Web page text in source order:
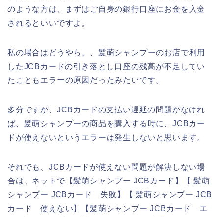
のような方は、まずはご自身の銀行口座にお金を入金
されるといいですよ。
私の場合はどうやら、、髪萌シャンプーのお店で利用
したJCBカードの引き落とし口座の残高が不足してい
たこともエラーの原因だったみたいです。
多分ですが、JCBカードの支払い遅延の問題がなけれ
ば、髪萌シャンプーの商品を購入する時に、JCBカー
ドが使えないというエラーは発生しないと思います。
それでも、JCBカードが使えない問題が解決しない場
合は、ネットで【髪萌シャンプー JCBカード】【 髪萌
シャンプー JCBカード 失敗】【 髪萌シャンプー JCB
カード 使えない】【髪萌シャンプー JCBカード エ